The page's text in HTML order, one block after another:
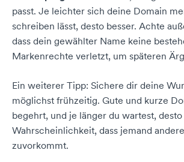
passt. Je leichter sich deine Domain
schreiben lässt, desto besser. Achte
dass dein gewählter Name keine
Markenrechte verletzt, um späteren
Ein weiterer Tipp: Sichere dir deine
möglichst frühzeitig. Gute und kurze
begehrt, und je länger du wartest,
Wahrscheinlichkeit, dass jemand
zuvorkommt.